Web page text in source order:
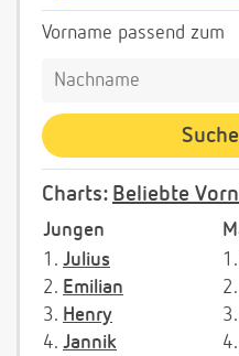
Vorname passend zum
Charts: Beliebte
Jungen
1. Julius
2. Emilian
3. Henry
4. Jannik
1.
2.
3.
4.